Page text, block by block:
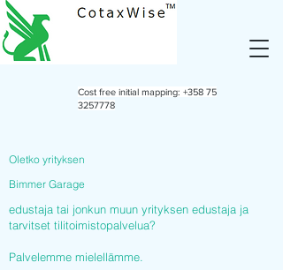
Cost free initial mapping: +358 75
3257778
Oletko yrityksen
Bimmer Garage
edustaja tai jonkun muun yrityksen edustaja ja
tarvitset tilitoimistopalvelua?
Palvelemme mielellämme.